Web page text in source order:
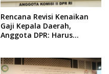
Rencana Revisi Kenaikan
Gaji Kepala Daerah,
Anggota DPR: Harus